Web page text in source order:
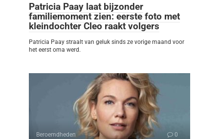
Patricia Paay laat bijzonder
familiemoment zien: eerste foto met
kleindochter Cleo raakt volgers
Patricia Paay straalt van geluk sinds ze vorige maand voor
het eerst oma werd.
Beroemdheden 0